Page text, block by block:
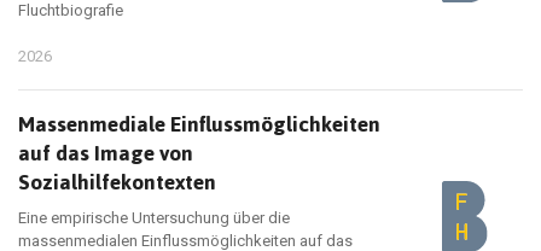
Fluchtbiografie
2026
Massenmediale Einflussmöglichkeiten
auf das Image von
Sozialhilfekontexten
Eine empirische Untersuchung über die
massenmedialen Einflussmöglichkeiten auf das